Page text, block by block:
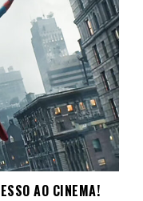
AO CINEMA!